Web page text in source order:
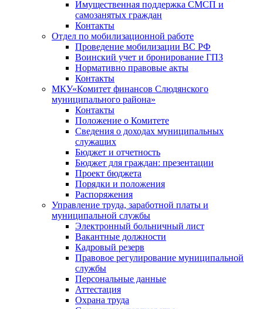
Имущественная поддержка СМСП и
самозанятых граждан
Контакты
Отдел по мобилизационной работе
Проведение мобилизации ВС РФ
Воинский учет и бронирование ГПЗ
Нормативно правовые акты
Контакты
МКУ«Комитет финансов Слюдянского
муниципального района»
Контакты
Положение о Комитете
Сведения о доходах муниципальных
служащих
Бюджет и отчетность
Бюджет для граждан: презентации
Проект бюджета
Порядки и положения
Распоряжения
Управление труда, заработной платы и
муниципальной службы
Электронный больничный лист
Вакантные должности
Кадровый резерв
Правовое регулирование муниципальной
службы
Персональные данные
Аттестация
Охрана труда